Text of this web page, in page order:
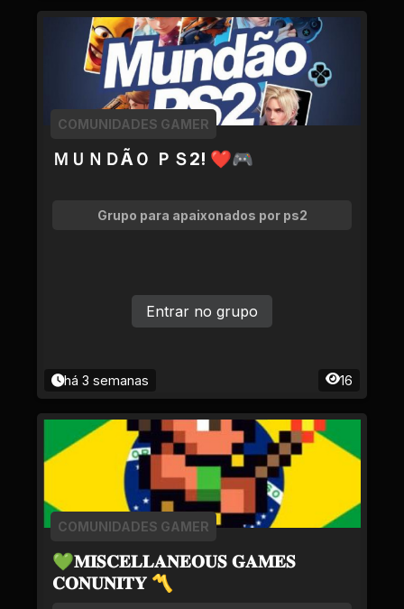
ＭＵＮＤÃＯ ＰＳ2! ❤🎮
COMUNIDADES GAMER
Grupo para apaixonados por ps2
há 3 semanas 16
Entrar no grupo
💚𝐌𝐈𝐒𝐂𝐄𝐋𝐋𝐀𝐍𝐄𝐎𝐔𝐒 𝐆𝐀𝐌𝐄𝐒
𝐂𝐎𝐍𝐔𝐍𝐈𝐓𝐘 〽
COMUNIDADES GAMER